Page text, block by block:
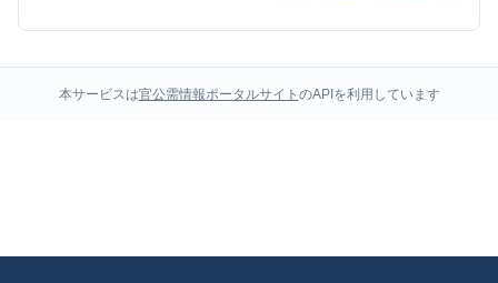
本サービスは官公需情報ポータルサイト のAPIを利用しています